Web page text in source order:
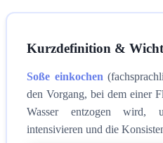
Kurzdefinition &
Soße einkochen
den Vorgang, bei dem einer
Wasser entzogen wird,
intensivieren und die